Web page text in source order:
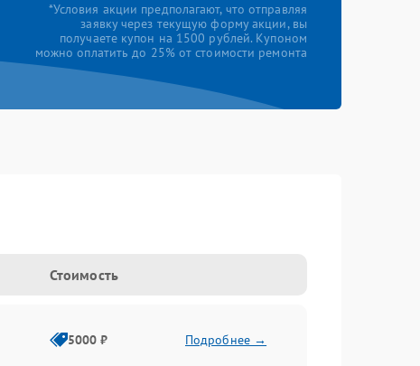
*Условия акции предполагают, что отправляя
заявку через текущую форму акции, вы
получаете купон на 1500 рублей. Купоном
можно оплатить до 25% от стоимости ремонта
Стоимость
5000 ₽ Подробнее →